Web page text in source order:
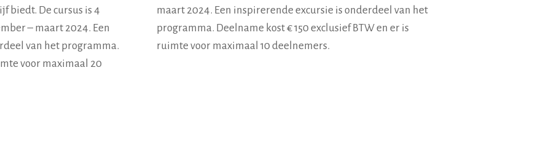
biedt. De cursus is 4
– maart 2024. Een
van het programma.
voor maximaal 20
maart 2024. Een inspirerende excursie is onderdeel van het
programma. Deelname kost € 150 exclusief BTW en er is
ruimte voor maximaal 10 deelnemers.